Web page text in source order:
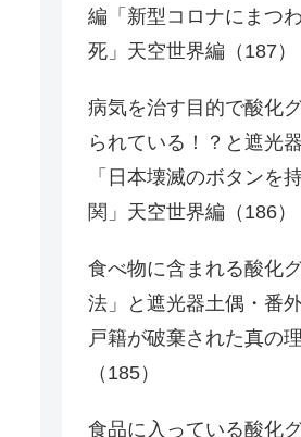
編「新型コロナにまつ
死」天空世界編（187）
病気を治す目的で酸化
られている！？と遮光
「日本壊滅のボタンを
関」天空世界編（186）
食べ物に含まれる酸化
法」と遮光器土偶・番
戸籍が破棄された真の
（185）
食品に入っている酸化